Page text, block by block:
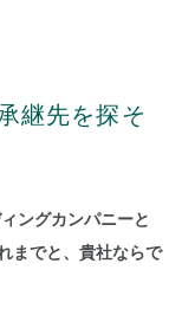
継先を探そ
ングカンパニーと
までと、貴社ならで